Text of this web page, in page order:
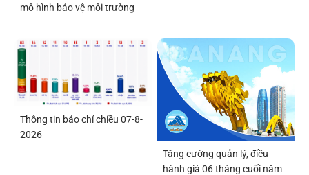
mô hình bảo vệ môi trường
Thông tin báo chí chiều 07-8-
2026
Tăng cường quản lý, điều
hành giá 06 tháng cuối năm